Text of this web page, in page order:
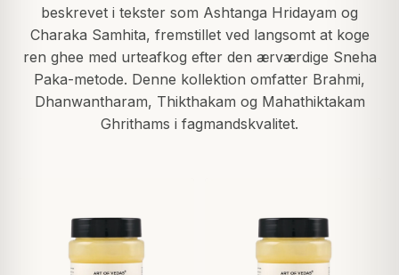
beskrevet i tekster som Ashtanga Hridayam og
Charaka Samhita, fremstillet ved langsomt at koge
ren ghee med urteafkog efter den ærværdige Sneha
Paka-metode. Denne kollektion omfatter Brahmi,
Dhanwantharam, Thikthakam og Mahathiktakam
Ghrithams i fagmandskvalitet.